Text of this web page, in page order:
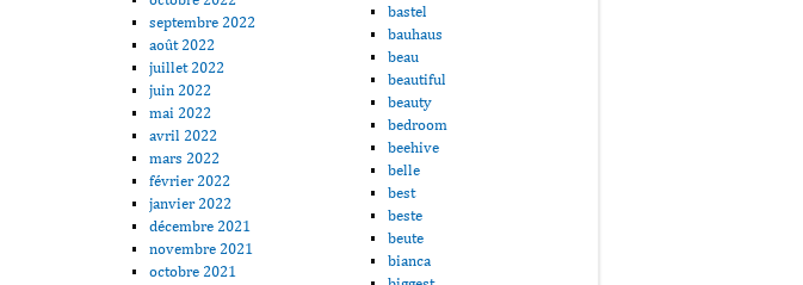
septembre 2022
août 2022
juillet 2022
juin 2022
mai 2022
avril 2022
mars 2022
février 2022
janvier 2022
décembre 2021
novembre 2021
octobre 2021
bastel
bauhaus
beau
beautiful
beauty
bedroom
beehive
belle
best
beste
beute
bianca